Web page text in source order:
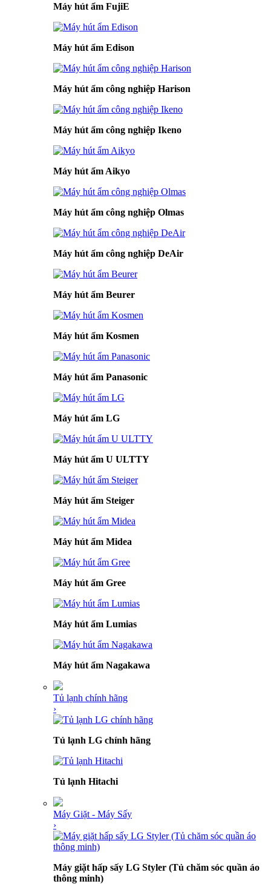
Máy hút ẩm FujiE
Máy hút ẩm Edison
Máy hút ẩm công nghiệp Harison
Máy hút ẩm công nghiệp Ikeno
Máy hút ẩm Aikyo
Máy hút ẩm công nghiệp Olmas
Máy hút ẩm công nghiệp DeAir
Máy hút ẩm Beurer
Máy hút ẩm Kosmen
Máy hút ẩm Panasonic
Máy hút ẩm LG
Máy hút ẩm U ULTTY
Máy hút ẩm Steiger
Máy hút ẩm Midea
Máy hút ẩm Gree
Máy hút ẩm Lumias
Máy hút ẩm Nagakawa
Tủ lạnh chính hãng
›
Tủ lạnh LG chính hãng
Tủ lạnh Hitachi
Máy Giặt - Máy Sấy
›
Máy giặt hấp sấy LG Styler (Tủ chăm sóc quần áo
thông minh)